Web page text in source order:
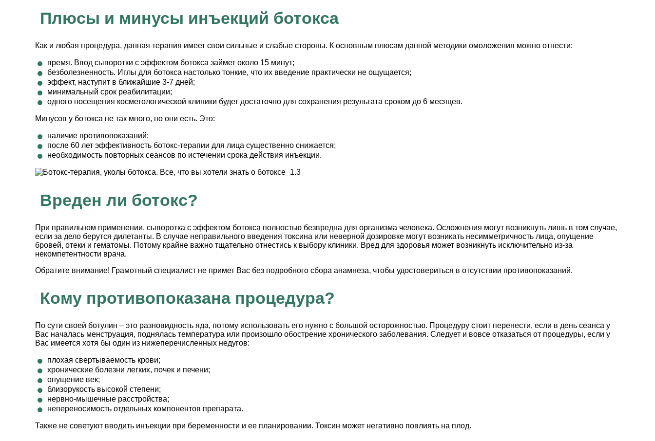
Плюсы и минусы инъекций ботокса
Как и любая процедура, данная терапия имеет свои сильные и слабые стороны. К основным плюсам данной методики омоложения можно отнести:
время. Ввод сыворотки с эффектом ботокса займет около 15 минут;
безболезненность. Иглы для ботокса настолько тонкие, что их введение практически не ощущается;
эффект, наступит в ближайшие 3-7 дней;
минимальный срок реабилитации;
одного посещения косметологической клиники будет достаточно для сохранения результата сроком до 6 месяцев.
Минусов у ботокса не так много, но они есть. Это:
наличие противопоказаний;
после 60 лет эффективность ботокс-терапии для лица существенно снижается;
необходимость повторных сеансов по истечении срока действия инъекции.
Вреден ли ботокс?
При правильном применении, сыворотка с эффектом ботокса полностью безвредна для организма человека. Осложнения могут возникнуть лишь в том случае,
если за дело берутся дилетанты. В случае неправильного введения токсина или неверной дозировке могут возникать несимметричность лица, опущение
бровей, отеки и гематомы. Потому крайне важно тщательно отнестись к выбору клиники. Вред для здоровья может возникнуть исключительно из-за
некомпетентности врача.
Обратите внимание! Грамотный специалист не примет Вас без подробного сбора анамнеза, чтобы удостовериться в отсутствии противопоказаний.
Кому противопоказана процедура?
По сути своей ботулин – это разновидность яда, потому использовать его нужно с большой осторожностью. Процедуру стоит перенести, если в день сеанса у
Вас началась менструация, поднялась температура или произошло обострение хронического заболевания. Следует и вовсе отказаться от процедуры, если у
Вас имеется хотя бы один из нижеперечисленных недугов:
плохая свертываемость крови;
хронические болезни легких, почек и печени;
опущение век;
близорукость высокой степени;
нервно-мышечные расстройства;
непереносимость отдельных компонентов препарата.
Также не советуют вводить инъекции при беременности и ее планировании. Токсин может негативно повлиять на плод.